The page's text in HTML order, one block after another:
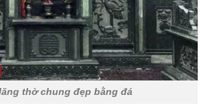
thờ chung đẹp bằng đá